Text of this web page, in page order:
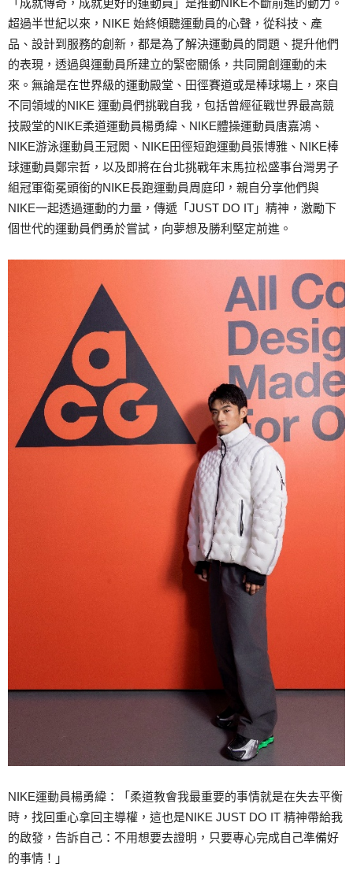
「成就傳奇，成就更好的運動員」是推動NIKE不斷前進的動力。
超過半世紀以來，NIKE 始終傾聽運動員的心聲，從科技、產
品、設計到服務的創新，都是為了解決運動員的問題、提升他們
的表現，透過與運動員所建立的緊密關係，共同開創運動的未
來。無論是在世界級的運動殿堂、田徑賽道或是棒球場上，來自
不同領域的NIKE 運動員們挑戰自我，包括曾經征戰世界最高競
技殿堂的NIKE柔道運動員楊勇緯、NIKE體操運動員唐嘉鴻、
NIKE游泳運動員王冠閎、NIKE田徑短跑運動員張博雅、NIKE棒
球運動員鄭宗哲，以及即將在台北挑戰年末馬拉松盛事台灣男子
組冠軍衛冕頭銜的NIKE長跑運動員周庭印，親自分享他們與
NIKE一起透過運動的力量，傳遞「JUST DO IT」精神，激勵下
個世代的運動員們勇於嘗試，向夢想及勝利堅定前進。
NIKE運動員楊勇緯：「柔道教會我最重要的事情就是在失去平衡
時，找回重心拿回主導權，這也是NIKE JUST DO IT 精神帶給我
的啟發，告訴自己：不用想要去證明，只要專心完成自己準備好
的事情！」